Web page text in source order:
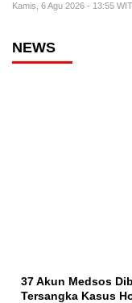
Kamis, 6 Agu 2026 - 13:55
NEWS
37 Akun Medsos
Tersangka Kasus